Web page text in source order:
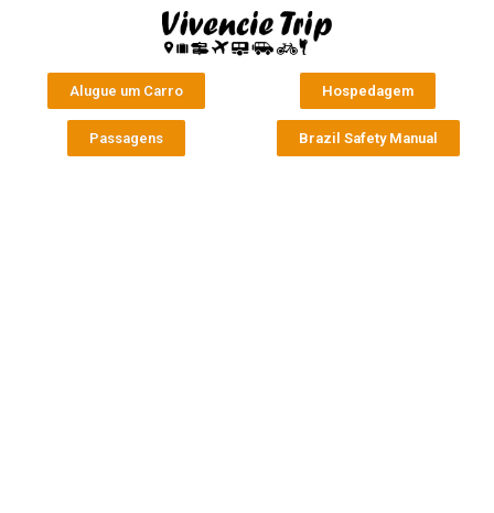
Alugue um Carro Hospedagem
Passagens Brazil Safety Manual